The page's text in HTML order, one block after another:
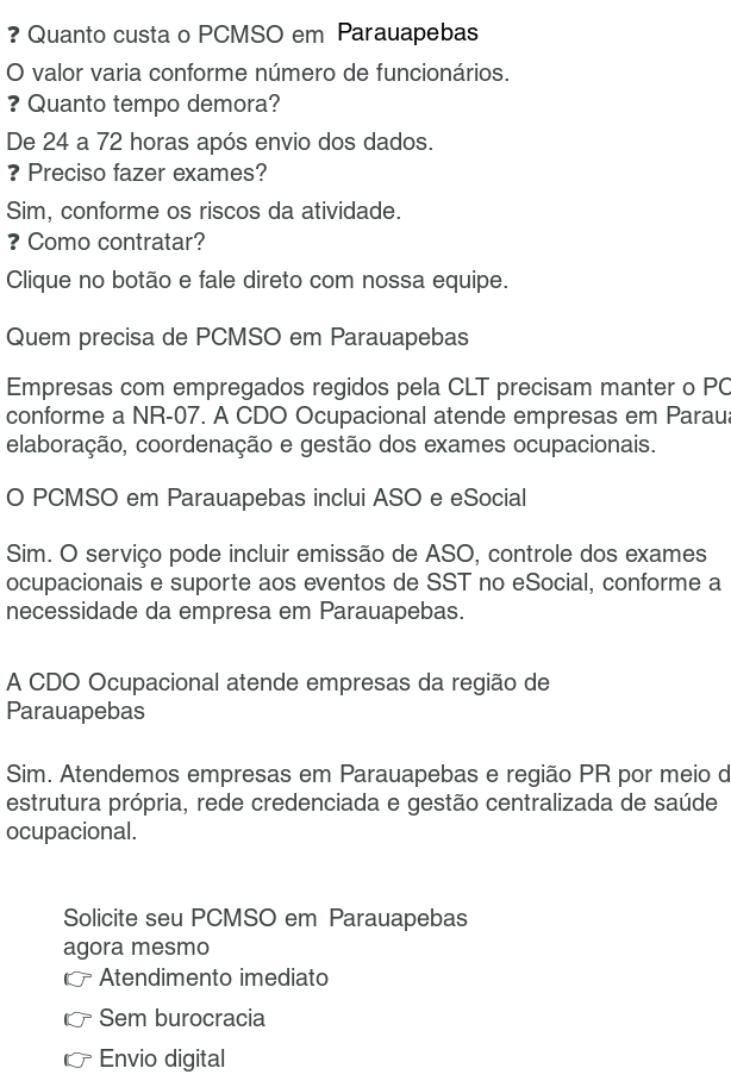
❓ Quanto custa o PCMSO em
O valor varia conforme número de funcionários.
❓ Quanto tempo demora?
De 24 a 72 horas após envio dos dados.
❓ Preciso fazer exames?
Sim, conforme os riscos da atividade.
❓ Como contratar?
Clique no botão e fale direto com nossa equipe.
Parauapebas
Quem precisa de PCMSO em Parauapebas
Empresas com empregados regidos pela CLT precisam manter o
conforme a NR-07. A CDO Ocupacional atende empresas em
elaboração, coordenação e gestão dos exames ocupacionais.
O PCMSO em Parauapebas inclui ASO e eSocial
Sim. O serviço pode incluir emissão de ASO, controle dos exames
ocupacionais e suporte aos eventos de SST no eSocial, conforme a
necessidade da empresa em Parauapebas.
A CDO Ocupacional atende empresas da região de
Parauapebas
Sim. Atendemos empresas em Parauapebas e região PR por meio
estrutura própria, rede credenciada e gestão centralizada de saúde
ocupacional.
Solicite seu PCMSO em
agora mesmo
👉 Atendimento imediato
👉 Sem burocracia
👉 Envio digital
Parauapebas